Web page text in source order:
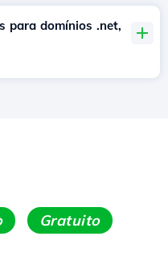
para domínios .net,
Gratuito